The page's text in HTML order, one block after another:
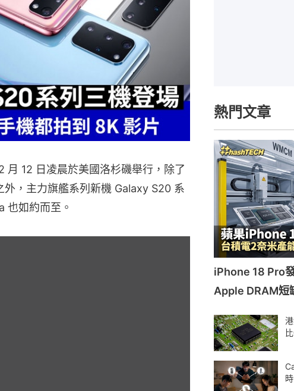
12 日凌晨於美國洛杉磯舉行，除了
，主力旗艦系列新機 Galaxy S20 系
也如約而至。
熱門文章
iPhone 18 Pro
Apple DRAM短